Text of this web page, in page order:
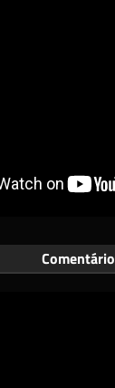
Comentário